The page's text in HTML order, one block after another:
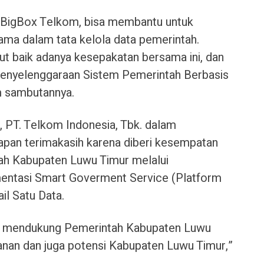
Telkom, bisa membantu untuk
dalam tata kelola data pemerintah.
baik adanya kesepakatan bersama ini, dan
Sistem Pemerintah Berbasis
Telkom Indonesia, Tbk. dalam
terimakasih karena diberi kesempatan
Kabupaten Luwu Timur melalui
Smart Goverment Service (Platform
Satu Data.
Pemerintah Kabupaten Luwu
dan juga potensi Kabupaten Luwu Timur,”